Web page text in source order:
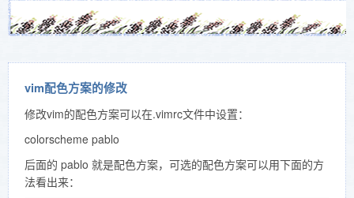
vim配色方案的修改
修改vim的配色方案可以在.vimrc文件中设置：
colorscheme pablo
后面的 pablo 就是配色方案，可选的配色方案可以用下面的方
法看出来：